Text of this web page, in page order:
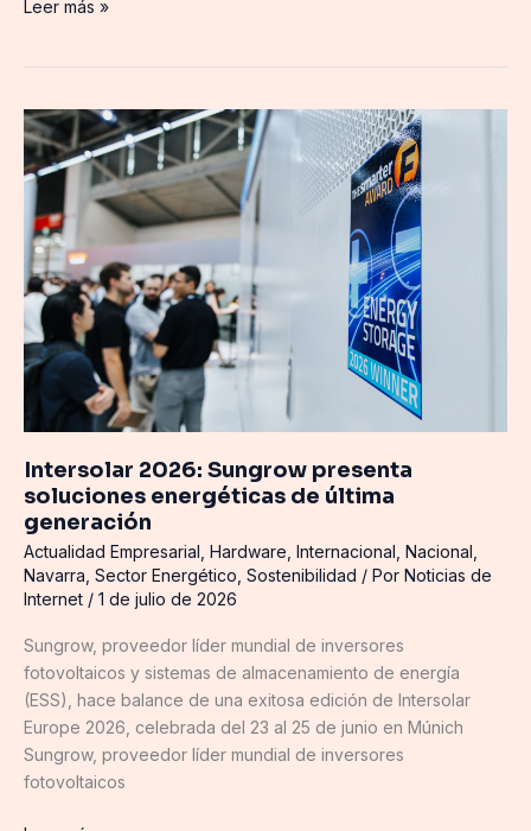
Leer más »
Intersolar 2026: Sungrow presenta
soluciones energéticas de última
generación
Actualidad Empresarial Hardware Internacional Nacional
Navarra Sector Energético Sostenibilidad / Por Noticias de
Internet / 1 de julio de 2026
Sungrow, proveedor líder mundial de inversores
fotovoltaicos y sistemas de almacenamiento de energía
(ESS), hace balance de una exitosa edición de Intersolar
Europe 2026, celebrada del 23 al 25 de junio en Múnich
Sungrow, proveedor líder mundial de inversores
fotovoltaicos
Intersolar
2026:
Sungrow
presenta
soluciones
energéticas
de
última
generación